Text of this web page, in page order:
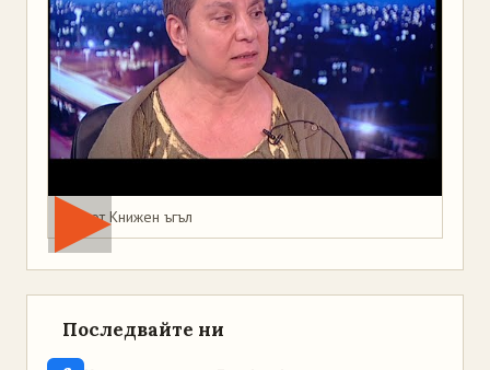
Мая от Книжен ъгъл
Последвайте ни